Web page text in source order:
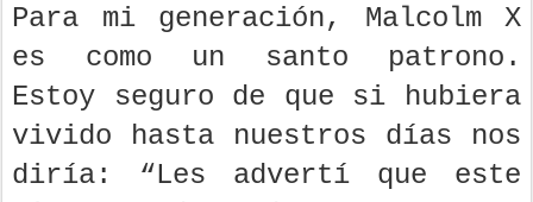
Para mi generación, Malcolm X
es como un santo patrono.
Estoy seguro de que si hubiera
vivido hasta nuestros días nos
diría: “Les advertí que este